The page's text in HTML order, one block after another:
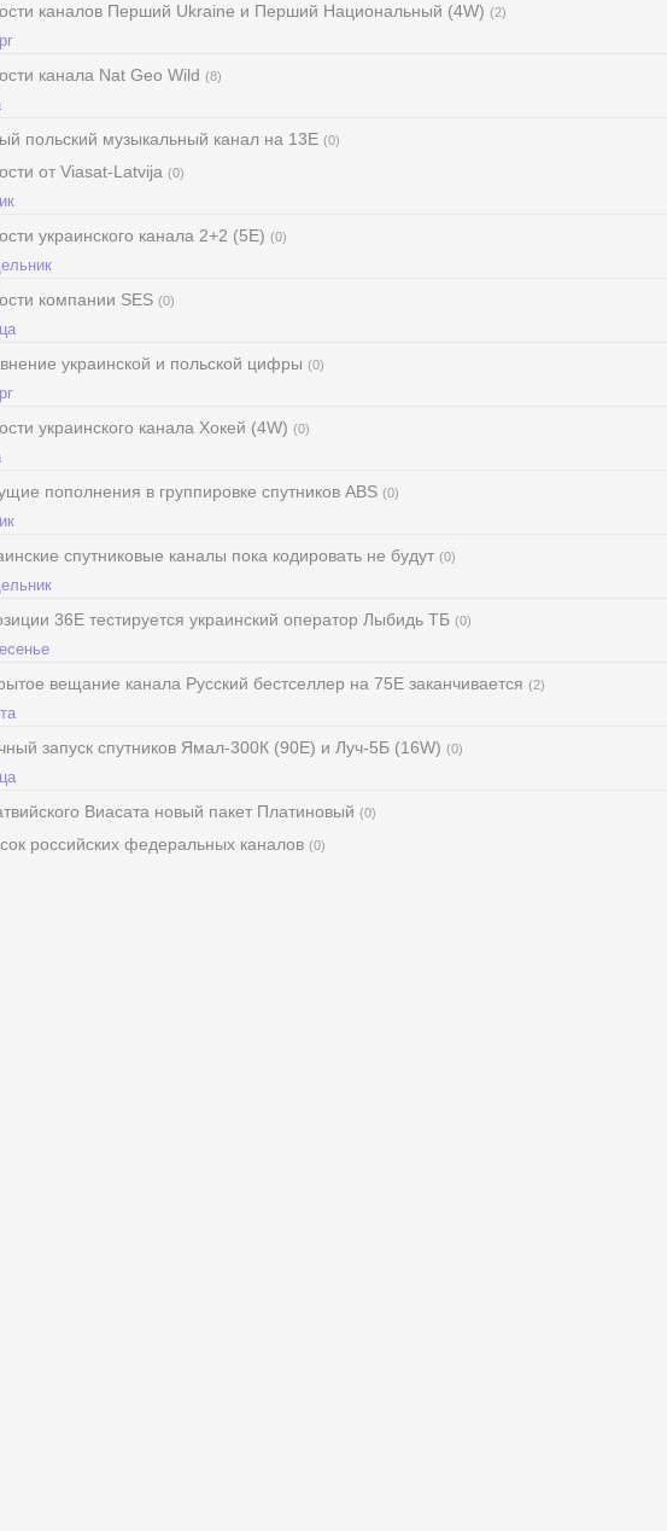
каналов Перший Ukraine и Перший Национальный (4W) (2)
канала Nat Geo Wild (8)
польский музыкальный канал на 13Е (0)
от Viasat-Latvija (0)
украинского канала 2+2 (5E) (0)
компании SES (0)
украинской и польской цифры (0)
украинского канала Хокей (4W) (0)
пополнения в группировке спутников ABS (0)
спутниковые каналы пока кодировать не будут (0)
36Е тестируется украинский оператор Лыбидь ТБ (0)
вещание канала Русский бестселлер на 75Е заканчивается (2)
запуск спутников Ямал-300К (90Е) и Луч-5Б (16W) (0)
Виасата новый пакет Платиновый (0)
российских федеральных каналов (0)